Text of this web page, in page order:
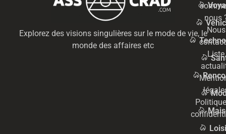
Explorez des visions singulières sur le mode de vie, le
monde des affaires etc
nous
Nous
Liste